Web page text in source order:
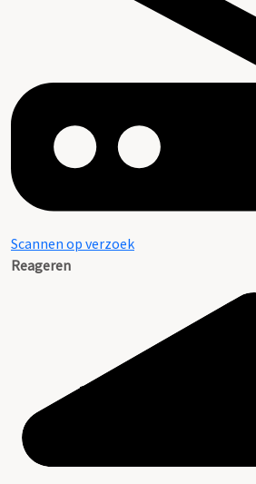
Scannen op verzoek
Reageren